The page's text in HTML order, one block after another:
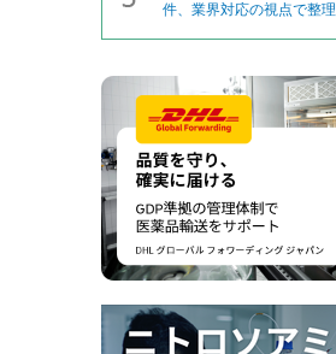
件、業界対応の視点で整理